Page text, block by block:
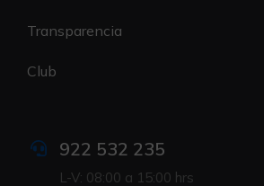
Transparencia
Club
922 532 235
L-V: 08:00 a 15:00 hrs